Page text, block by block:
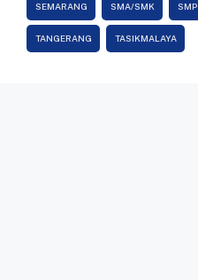
SEMARANG SMA/SMK SMP
TANGERANG TASIKMALAYA